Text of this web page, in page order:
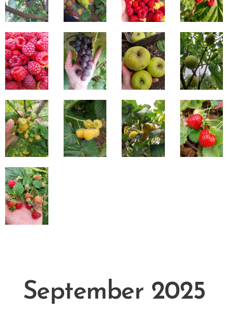
September 2025